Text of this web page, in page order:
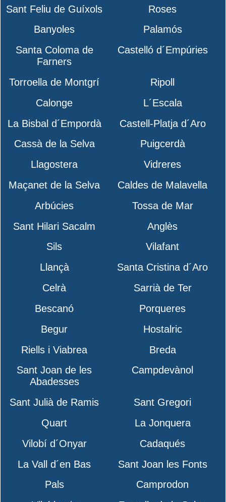
Sant Feliu de Guíxols
Roses
Banyoles
Palamós
Santa Coloma de
Farners
Castelló d´Empúries
Torroella de Montgrí
Ripoll
Calonge
L´Escala
La Bisbal d´Empordà
Castell-Platja d´Aro
Cassà de la Selva
Puigcerdà
Llagostera
Vidreres
Maçanet de la Selva
Caldes de Malavella
Arbúcies
Tossa de Mar
Sant Hilari Sacalm
Anglès
Sils
Vilafant
Llançà
Santa Cristina d´Aro
Celrà
Sarrià de Ter
Bescanó
Porqueres
Begur
Hostalric
Riells i Viabrea
Breda
Sant Joan de les
Abadesses
Campdevànol
Sant Julià de Ramis
Sant Gregori
Quart
La Jonquera
Vilobí d´Onyar
Cadaqués
La Vall d´en Bas
Sant Joan les Fonts
Pals
Camprodon